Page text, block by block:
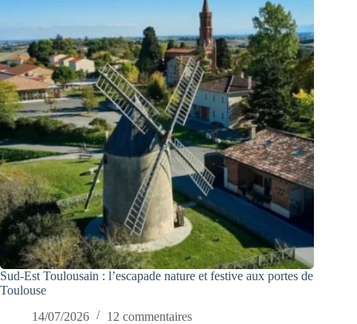
Sud-Est Toulousain : l’escapade nature et festive aux portes de
Toulouse
14/07/2026
12 commentaires